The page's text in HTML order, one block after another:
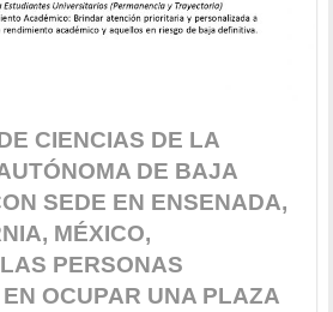
CIENCIAS DE LA
DE BAJA
SEDE EN ENSENADA,
MÉXICO,
PERSONAS
OCUPAR UNA PLAZA